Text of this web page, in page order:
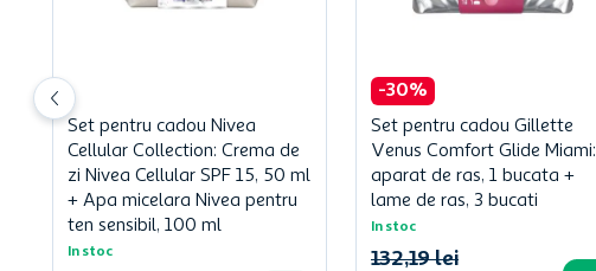
Set pentru cadou Nivea
Cellular Collection: Crema de
zi Nivea Cellular SPF 15, 50 ml
+ Apa micelara Nivea pentru
ten sensibil, 100 ml
In stoc
-30%
Set pentru cadou Gillette
Venus Comfort Glide Miami:
aparat de ras, 1 bucata +
lame de ras, 3 bucati
In stoc
132,19 lei